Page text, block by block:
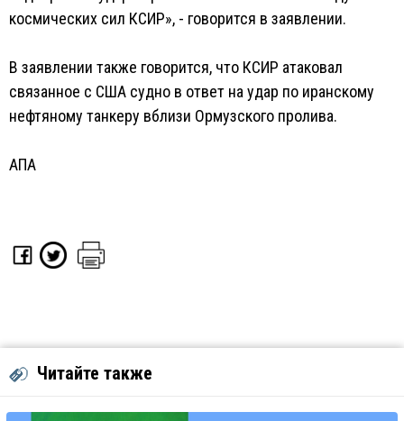
космических сил КСИР», - говорится в заявлении.
В заявлении также говорится, что КСИР атаковал
связанное с США судно в ответ на удар по иранскому
нефтяному танкеру вблизи Ормузского пролива.
АПА
Читайте также